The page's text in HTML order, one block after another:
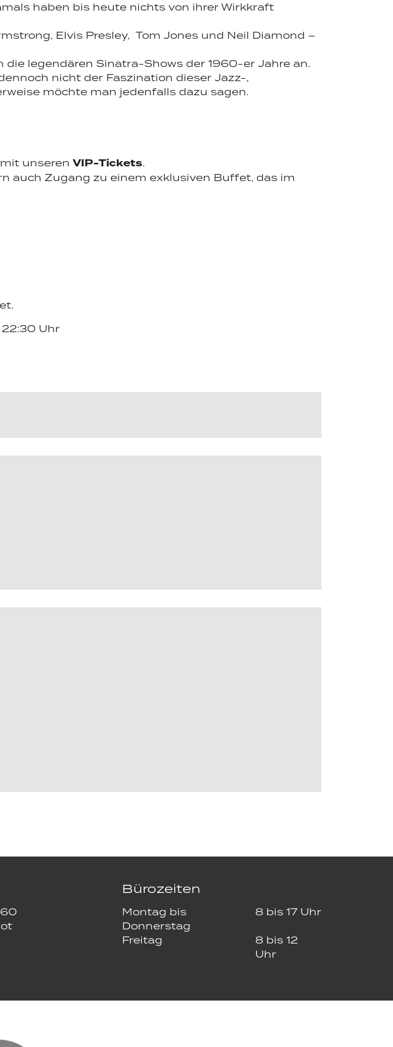
Detailhaben bis heute nichts von ihrer Wirkkraft
Elvis Presley, Tom Jones und Neil Diamond –
legendären Sinatra-Shows der 1960-er Jahre an.
nicht der Faszination dieser Jazz-,
möchte man jedenfalls dazu sagen.
unseren VIP-Tickets.
auch Zugang zu einem exklusiven Buffet, das im
22:30 Uhr
Bürozeiten
Montag bis
Donnerstag
8 bis 17 Uhr
Freitag
8 bis 12
Uhr